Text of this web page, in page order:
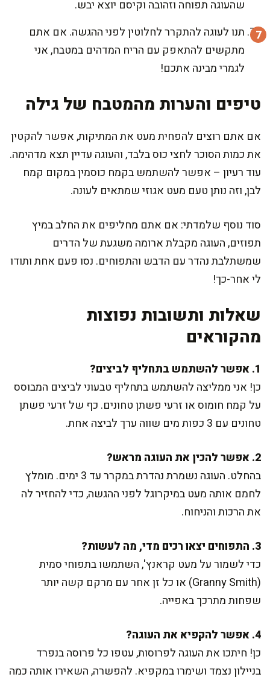
שהעוגה תפוחה וזהובה וקיסם יוצא יבש.
תנו לעוגה להתקרר לחלוטין לפני ההגשה. אם אתם
מתקשים להתאפק עם הריח המדהים במטבח, אני
לגמרי מבינה אתכם!
טיפים והערות מהמטבח של גילה
אם אתם רוצים להפחית מעט את המתיקות, אפשר להקטין
את כמות הסוכר לחצי כוס בלבד, והעוגה עדיין תצא מדהימה.
עוד רעיון – אפשר להשתמש בקמח כוסמין במקום קמח
לבן, וזה נותן טעם מעט אגוזי שמתאים לעונה.
סוד נוסף שלמדתי: אם אתם מחליפים את החלב במיץ
תפוזים, העוגה מקבלת ארומה משגעת של הדרים
שמשתלבת נהדר עם הדבש והתפוחים. נסו פעם אחת ותודו
לי אחר-כך!
שאלות ותשובות נפוצות
מהקוראים
1. אפשר להשתמש בתחליף לביצים?
כן! אני ממליצה להשתמש בתחליף טבעוני לביצים המבוסס
על קמח חומוס או זרעי פשתן טחונים. כף של זרעי פשתן
טחונים עם 3 כפות מים שווה ערך לביצה אחת.
2. אפשר להכין את העוגה מראש?
בהחלט. העוגה נשמרת נהדרת במקרר עד 3 ימים. מומלץ
לחמם אותה מעט במיקרוגל לפני ההגשה, כדי להחזיר לה
את הרכות והניחוח.
3. התפוחים יצאו רכים מדי, מה לעשות?
כדי לשמור על מעט קראנץ', השתמשו בתפוחי סמית
(Granny Smith) או כל זן אחר עם מרקם קשה יותר
שפחות מתרכך באפייה.
4. אפשר להקפיא את העוגה?
כן! חיתכו את העוגה לפרוסות, עטפו כל פרוסה בנפרד
בניילון נצמד ושימרו במקפיא. להפשרה, השאירו אותה כמה